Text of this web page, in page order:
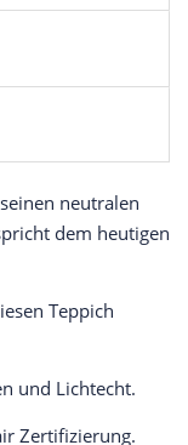
neutralen
dem heutigen
Teppich
und Lichtecht.
Zertifizierung.